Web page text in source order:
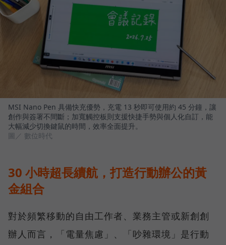
MSI Nano Pen 具備快充優勢，充電 13 秒即可使用約 45 分鐘，讓
創作與簽署不間斷；加寬觸控板則支援快捷手勢與個人化自訂，能
大幅減少切換鍵鼠的時間，效率全面提升。
圖／ 數位時代
30 小時超長續航，打造行動辦公的黃
金組合
對於頻繁移動的自由工作者、業務主管或新創創
辦人而言，「電量焦慮」、「吵雜環境」是行動